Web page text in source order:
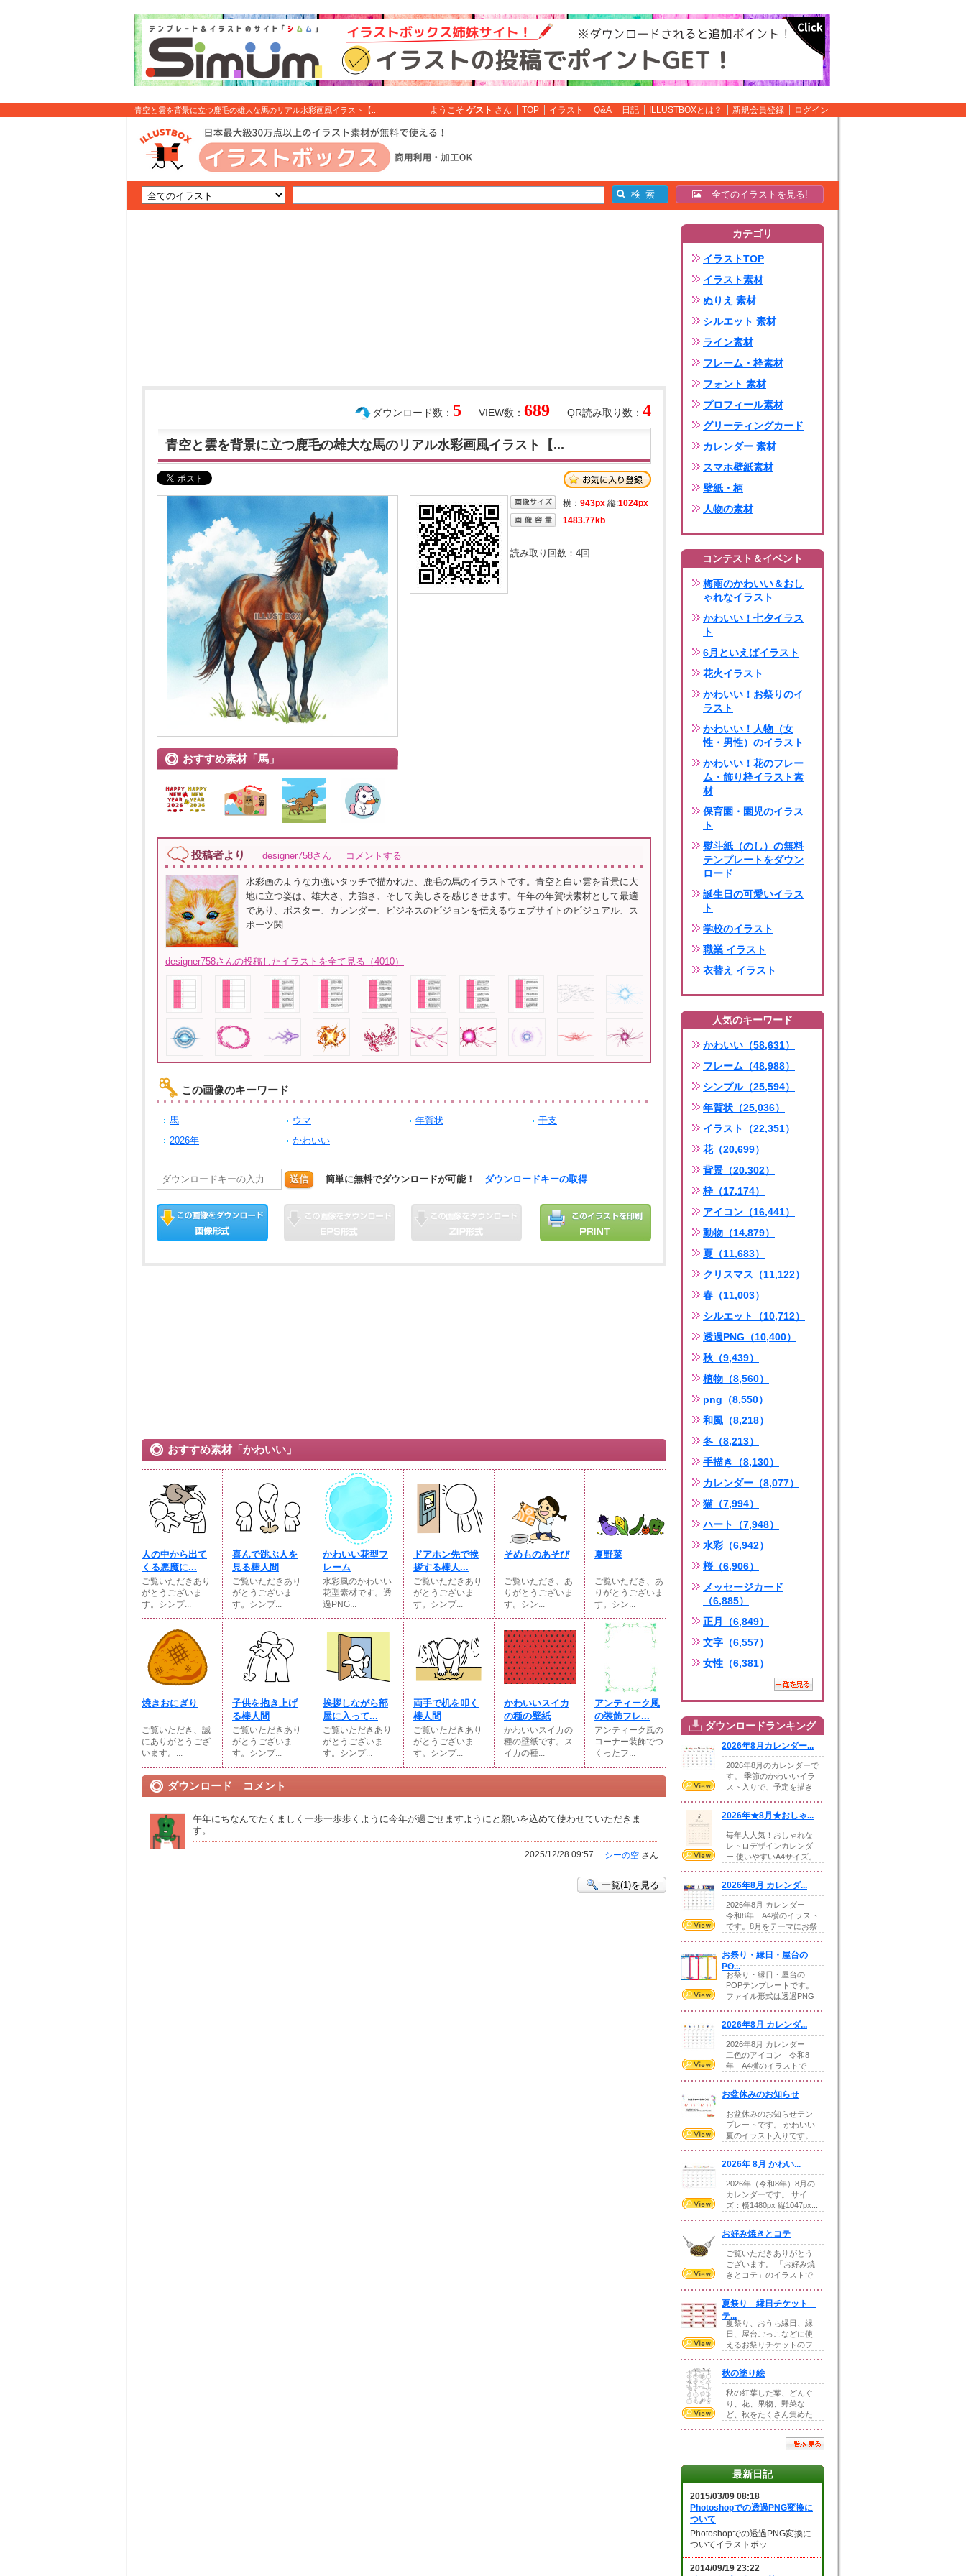
青空と雲を背景に立つ鹿毛の雄大な馬のリアル水彩画風イラスト【...
ようこそ ゲスト さん TOP イラスト Q&A 日記 ILLUSTBOXとは？ 新規会員登録 ログイン
全てのイラストを見る!
QR読み取り数： 4
VIEW数： 689
ダウンロード数： 5
青空と雲を背景に立つ鹿毛の雄大な馬のリアル水彩画風イラスト【...
おすすめ素材「馬」
横： 943px 縦:1024px
1483.77kb
読み取り回数： 4回
投稿者より designer758さん コメントする
水彩画のような力強いタッチで描かれた、鹿毛の馬のイラストです。青空と白い雲を背景に大
地に立つ姿は、雄大さ、力強さ、そして美しさを感じさせます。午年の年賀状素材として最適
であり、ポスター、カレンダー、ビジネスのビジョンを伝えるウェブサイトのビジュアル、ス
ポーツ関
designer758さんの投稿したイラストを全て見る（4010）
この画像のキーワード
馬 ウマ 年賀状
干支
2026年
かわいい
送信 簡単に無料でダウンロードが可能！ ダウンロードキーの取得
おすすめ素材「かわいい」
人の中から出て
くる悪魔に...
ご覧いただきあり
がとうございま
す。シンプ...
喜んで跳ぶ人を
見る棒人間
ご覧いただきあり
がとうございま
す。シンプ...
かわいい花型フ
レーム
水彩風のかわいい
花型素材です。透
過PNG...
ドアホン先で挨
拶する棒人...
ご覧いただきあり
がとうございま
す。シンプ...
そめものあそび
ご覧いただき、あ
りがとうございま
す。シン...
夏野菜
ご覧いただき、あ
りがとうございま
す。シン...
焼きおにぎり
ご覧いただき、誠
にありがとうござ
います。...
子供を抱き上げ
る棒人間
ご覧いただきあり
がとうございま
す。シンプ...
挨拶しながら部
屋に入って...
ご覧いただきあり
がとうございま
す。シンプ...
両手で机を叩く
棒人間
ご覧いただきあり
がとうございま
す。シンプ...
かわいいスイカ
の種の壁紙
かわいいスイカの
種の壁紙です。ス
イカの種...
アンティーク風
の装飾フレ...
アンティーク風の
コーナー装飾でつ
くったフ...
ダウンロード コメント
午年にちなんでたくましく一歩一歩歩くように今年が過ごせますようにと願いを込めて使わせていただきま
す。
シーの空 さん
2025/12/28 09:57
一覧(1)を見る
カテゴリ
イラストTOP
イラスト素材
ぬりえ 素材
シルエット 素材
ライン素材
フレーム・枠素材
フォント 素材
プロフィール素材
グリーティングカード
カレンダー 素材
スマホ壁紙素材
壁紙・柄
人物の素材
コンテスト＆イベント
梅雨のかわいい＆おし
ゃれなイラスト
かわいい！七夕イラス
ト
6月といえばイラスト
花火イラスト
かわいい！お祭りのイ
ラスト
かわいい！人物（女
性・男性）のイラスト
かわいい！花のフレー
ム・飾り枠イラスト素
材
保育園・園児のイラス
ト
熨斗紙（のし）の無料
テンプレートをダウン
ロード
誕生日の可愛いイラス
ト
学校のイラスト
職業 イラスト
衣替え イラスト
人気のキーワード
かわいい（58,631）
フレーム（48,988）
シンプル（25,594）
年賀状（25,036）
イラスト（22,351）
花（20,699）
背景（20,302）
枠（17,174）
アイコン（16,441）
動物（14,879）
夏（11,683）
クリスマス（11,122）
春（11,003）
シルエット（10,712）
透過PNG（10,400）
秋（9,439）
植物（8,560）
png（8,550）
和風（8,218）
冬（8,213）
手描き（8,130）
カレンダー（8,077）
猫（7,994）
ハート（7,948）
水彩（6,942）
桜（6,906）
メッセージカード
（6,885）
正月（6,849）
文字（6,557）
女性（6,381）
ダウンロードランキング
2026年8月カレンダー...
2026年8月のカレンダーで
す。 季節のかわいいイラ
スト入りで、予定を描き
2026年★8月★おしゃ...
毎年大人気！おしゃれな
レトロデザインカレンダ
ー 使いやすいA4サイズ。
2026年8月 カレンダ...
2026年8月 カレンダー
令和8年 A4横のイラスト
です。8月をテーマにお祭
お祭り・縁日・屋台の
PO...
お祭り・縁日・屋台の
POPテンプレートです。
ファイル形式は透過PNG
2026年8月 カレンダ...
2026年8月 カレンダー
二色のアイコン 令和8
年 A4横のイラストで
お盆休みのお知らせ
お盆休みのお知らせテン
プレートです。 かわいい
夏のイラスト入りです。
2026年 8月 かわい...
2026年（令和8年）8月の
カレンダーです。 サイ
ズ：横1480px 縦1047px...
お好み焼きとコテ
ご覧いただきありがとう
ございます。 「お好み焼
きとコテ」のイラストで
夏祭り 縁日チケット
テ...
夏祭り、おうち縁日、縁
日、屋台ごっこなどに使
えるお祭りチケットのフ
秋の塗り絵
秋の紅葉した葉、どんぐ
り、花、果物、野菜な
ど、秋をたくさん集めた
最新日記
2015/03/09 08:18
Photoshopでの透過PNG変換に
ついて
Photoshopでの透過PNG変換に
ついてイラストボッ...
2014/09/19 23:22